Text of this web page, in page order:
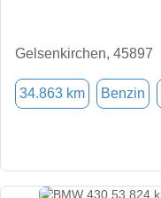
Gelsenkirchen, 45897
34.863 km Benzin